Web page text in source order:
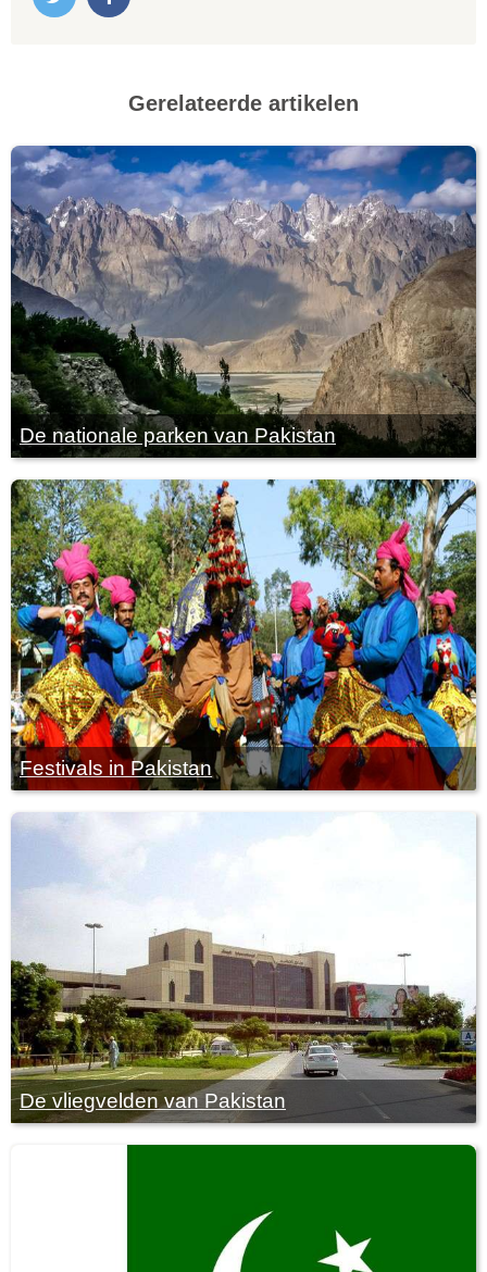
Gerelateerde artikelen
De nationale parken van Pakistan
Festivals in Pakistan
De vliegvelden van Pakistan